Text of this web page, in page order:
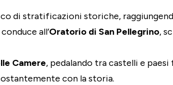
di stratificazioni storiche,
conduce all’Oratorio di San Pellegrino,
Camere, pedalando tra castelli e
con la storia.